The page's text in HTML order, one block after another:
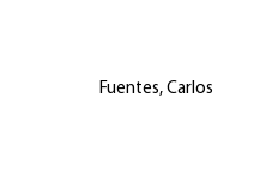
Fuentes, Carlos